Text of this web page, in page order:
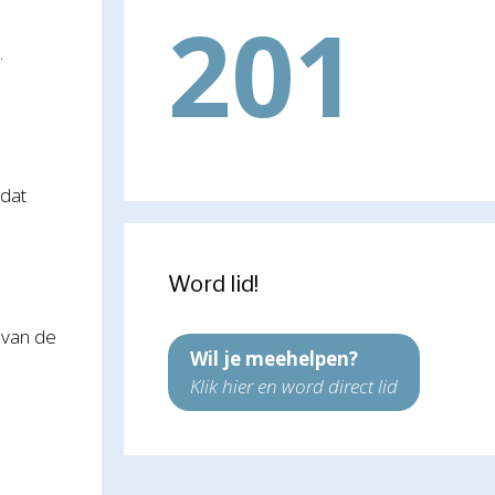
de
201
Word lid!
Wil je meehelpen?
Klik hier en word direct lid